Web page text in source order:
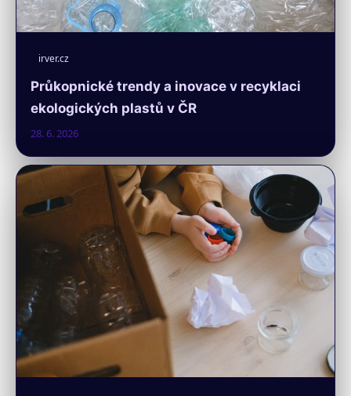
irver.cz
Průkopnické trendy a inovace v recyklaci
ekologických plastů v ČR
28. 6. 2026